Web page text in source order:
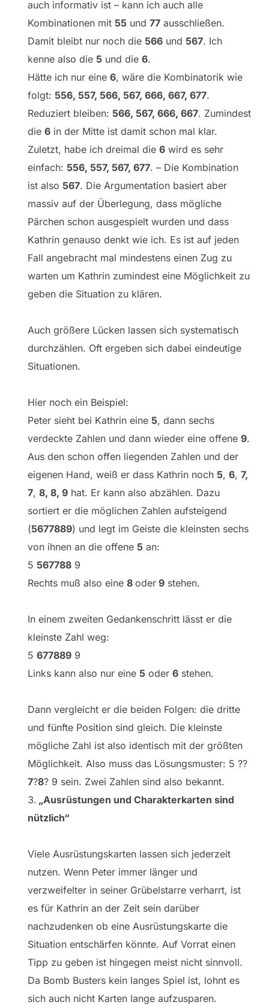
auch informativ ist – kann ich auch alle
Kombinationen mit 55 und 77 ausschließen.
Damit bleibt nur noch die 566 und 567. Ich
kenne also die 5 und die 6.
Hätte ich nur eine 6, wäre die Kombinatorik wie
folgt: 556, 557, 566, 567, 666, 667, 677.
Reduziert bleiben: 566, 567, 666, 667. Zumindest
die 6 in der Mitte ist damit schon mal klar.
Zuletzt, habe ich dreimal die 6 wird es sehr
einfach: 556, 557, 567, 677. – Die Kombination
ist also 567. Die Argumentation basiert aber
massiv auf der Überlegung, dass mögliche
Pärchen schon ausgespielt wurden und dass
Kathrin genauso denkt wie ich. Es ist auf jeden
Fall angebracht mal mindestens einen Zug zu
warten um Kathrin zumindest eine Möglichkeit zu
geben die Situation zu klären.
Auch größere Lücken lassen sich systematisch
durchzählen. Oft ergeben sich dabei eindeutige
Situationen.
Hier noch ein Beispiel:
Peter sieht bei Kathrin eine 5, dann sechs
verdeckte Zahlen und dann wieder eine offene 9.
Aus den schon offen liegenden Zahlen und der
eigenen Hand, weiß er dass Kathrin noch 5, 6, 7,
7, 8, 8, 9 hat. Er kann also abzählen. Dazu
sortiert er die möglichen Zahlen aufsteigend
(5677889) und legt im Geiste die kleinsten sechs
von ihnen an die offene 5 an:
5 567788 9
Rechts muß also eine 8 oder 9 stehen.
In einem zweiten Gedankenschritt lässt er die
kleinste Zahl weg:
5 677889 9
Links kann also nur eine 5 oder 6 stehen.
Dann vergleicht er die beiden Folgen: die dritte
und fünfte Position sind gleich. Die kleinste
mögliche Zahl ist also identisch mit der größten
Möglichkeit. Also muss das Lösungsmuster: 5 ??
7?8? 9 sein. Zwei Zahlen sind also bekannt.
„Ausrüstungen und Charakterkarten sind
nützlich“
Viele Ausrüstungskarten lassen sich jederzeit
nutzen. Wenn Peter immer länger und
verzweifelter in seiner Grübelstarre verharrt, ist
es für Kathrin an der Zeit sein darüber
nachzudenken ob eine Ausrüstungskarte die
Situation entschärfen könnte. Auf Vorrat einen
Tipp zu geben ist hingegen meist nicht sinnvoll.
Da Bomb Busters kein langes Spiel ist, lohnt es
sich auch nicht Karten lange aufzusparen.